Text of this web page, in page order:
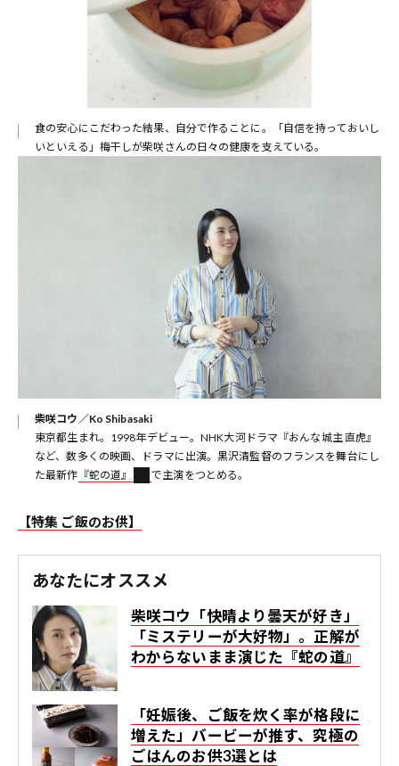
食の安心にこだわった結果、自分で作ることに。「自信を持っておいし
いといえる」梅干しが柴咲さんの日々の健康を支えている。
柴咲コウ／Ko Shibasaki
東京都生まれ。1998年デビュー。NHK大河ドラマ『おんな城主 直虎』
など、数多くの映画、ドラマに出演。黒沢清監督のフランスを舞台にし
た最新作 『蛇の道』 で主演をつとめる。
【特集 ご飯のお供】
あなたにオススメ
柴咲コウ「快晴より曇天が好き」
「ミステリーが大好物」。正解が
わからないまま演じた『蛇の道』
「妊娠後、ご飯を炊く率が格段に
増えた」バービーが推す、究極の
ごはんのお供3選とは